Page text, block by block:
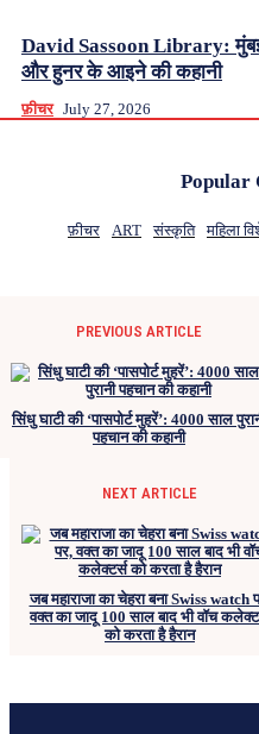
David Sassoon Library: मुंबई
और हुनर के आइने की कहानी
फ़ीचर July 27, 2026
Popular
फ़ीचर ART संस्कृति महिला
PREVIOUS ARTICLE
सिंधु घाटी की ‘पासपोर्ट मुहरें’: 4000 साल
पहचान की कहानी
NEXT ARTICLE
जब महाराजा का चेहरा बना Swiss watch
वक्त का जादू 100 साल बाद भी वॉच
को करता है हैरान